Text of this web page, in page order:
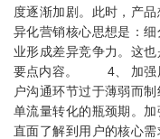
度逐渐加剧。此时，产
异化营销核心思想是：
业形成差异竞争力。这
要点内容。 4、 加强
户沟通环节过于薄弱而
单流量转化的瓶颈期。
直面了解到用户的核心